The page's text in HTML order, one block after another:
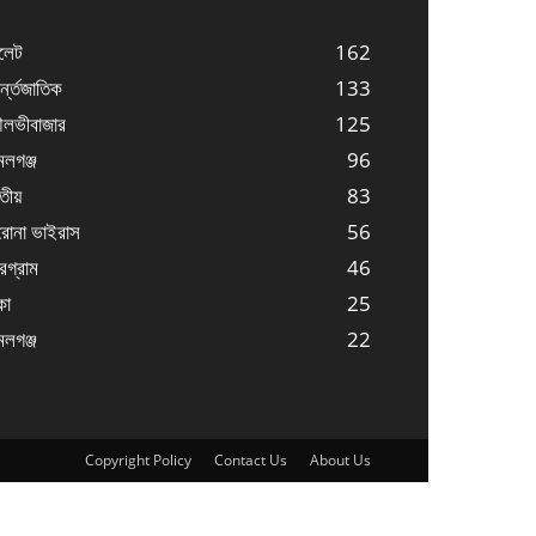
162
133
125
96
83
ভাইরাস
56
46
25
22
Copyright Policy Contact Us About Us